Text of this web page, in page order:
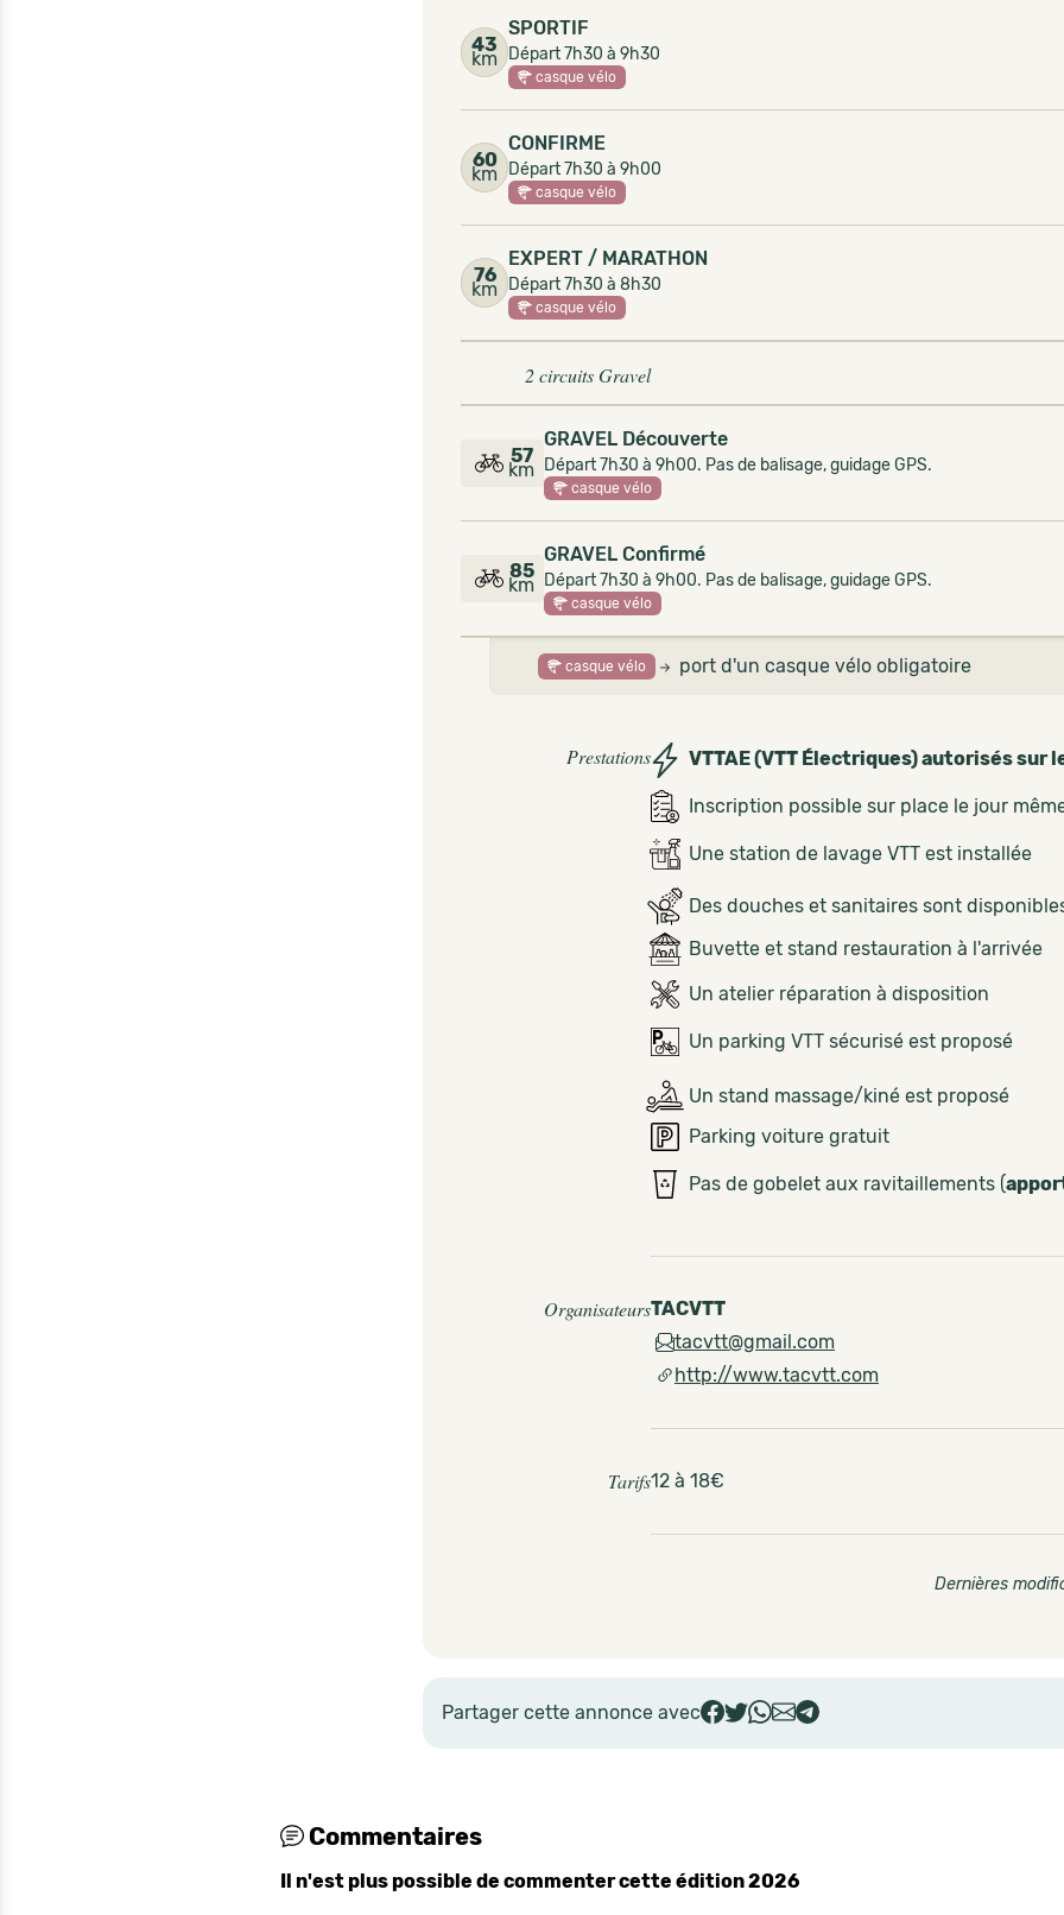
43
km
SPORTIF
Départ 7h30 à 9h30
casque vélo
60
km
CONFIRME
Départ 7h30 à 9h00
casque vélo
76
km
EXPERT / MARATHON
Départ 7h30 à 8h30
casque vélo
2 circuits Gravel
57
km
GRAVEL Découverte
Départ 7h30 à 9h00. Pas de balisage, guidage GPS.
casque vélo
85
km
GRAVEL Confirmé
Départ 7h30 à 9h00. Pas de balisage, guidage GPS.
casque vélo
casque vélo port d'un casque vélo obligatoire
Prestations VTTAE (VTT Électriques) autorisés sur
Inscription possible sur place le jour
Une station de lavage VTT est installée
Des douches et sanitaires sont
Buvette et stand restauration à l'arrivée
Un atelier réparation à disposition
Un parking VTT sécurisé est proposé
Un stand massage/kiné est proposé
Parking voiture gratuit
Pas de gobelet aux ravitaillements (
OrganisateursTACVTT
tacvtt@gmail.com
http://www.tacvtt.com
Tarifs12 à 18€
Dernières
Partager cette annonce avec
Commentaires
Il n'est plus possible de commenter cette édition 2026